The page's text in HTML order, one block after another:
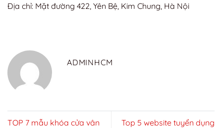
Địa chỉ: Mặt đường 422, Yên Bệ, Kim Chung, Hà Nội
ADMINHCM
TOP 7 mẫu khóa cửa vân
Top 5 website tuyển dụng